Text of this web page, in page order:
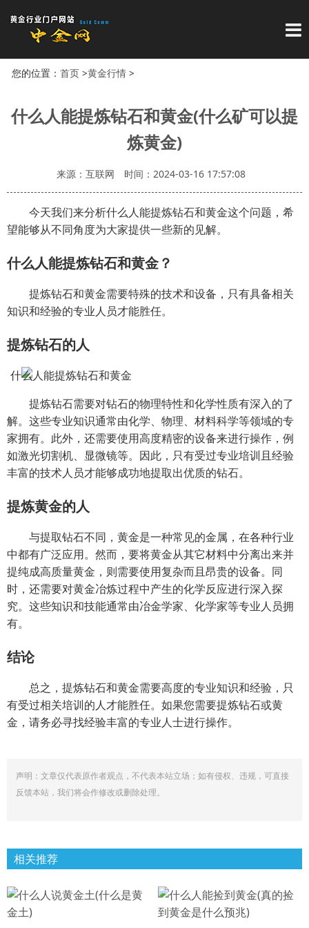
导
您的位置： 首页>黄金行情>
什么人能提炼钻石和黄金(什么矿可以提
炼黄金)
来源：互联网 时间：2024-03-16 17:57:08
今天我们来分析什么人能提炼钻石和黄金这个问题，希
望能够从不同角度为大家提供一些新的见解。
什么人能提炼钻石和黄金？
提炼钻石和黄金需要特殊的技术和设备，只有具备相关
知识和经验的专业人员才能胜任。
提炼钻石的人
提炼钻石需要对钻石的物理特性和化学性质有深入的了
解。这些专业知识通常由化学、物理、材料科学等领域的专
家拥有。此外，还需要使用高度精密的设备来进行操作，例
如激光切割机、显微镜等。因此，只有受过专业培训且经验
丰富的技术人员才能够成功地提取出优质的钻石。
提炼黄金的人
与提取钻石不同，黄金是一种常见的金属，在各种行业
中都有广泛应用。然而，要将黄金从其它材料中分离出来并
提纯成高质量黄金，则需要使用复杂而且昂贵的设备。同
时，还需要对黄金冶炼过程中产生的化学反应进行深入探
究。这些知识和技能通常由冶金学家、化学家等专业人员拥
有。
结论
总之，提炼钻石和黄金需要高度的专业知识和经验，只
有受过相关培训的人才能胜任。如果您需要提炼钻石或黄
金，请务必寻找经验丰富的专业人士进行操作。
声明：文章仅代表原作者观点，不代表本站立场；如有侵权、违规，可直接
反馈本站，我们将会作修改或删除处理。
相关推荐